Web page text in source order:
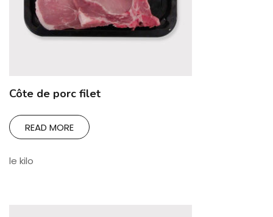
Côte de porc filet
READ MORE
le kilo